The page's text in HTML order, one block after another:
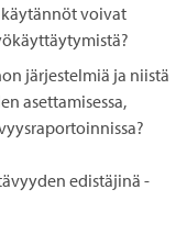
voivat
järjestelmiä ja niistä
asettamisessa,
edistäjinä -